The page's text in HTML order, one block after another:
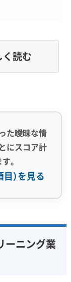
め、エアコ
て大きく異
やすいタワ
ハウスダス
溜まりがち
、湿気がこ
読む
た曖昧な情
にスコア計
。
）を見る
上ーニング業